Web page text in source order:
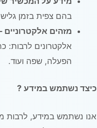
בהם צפית בזמן
מזהים אלקטרוניים
הפעלה, שפה ועוד.
כיצד נשתמש במידע ?
אנו נשתמש במידע, לרבות